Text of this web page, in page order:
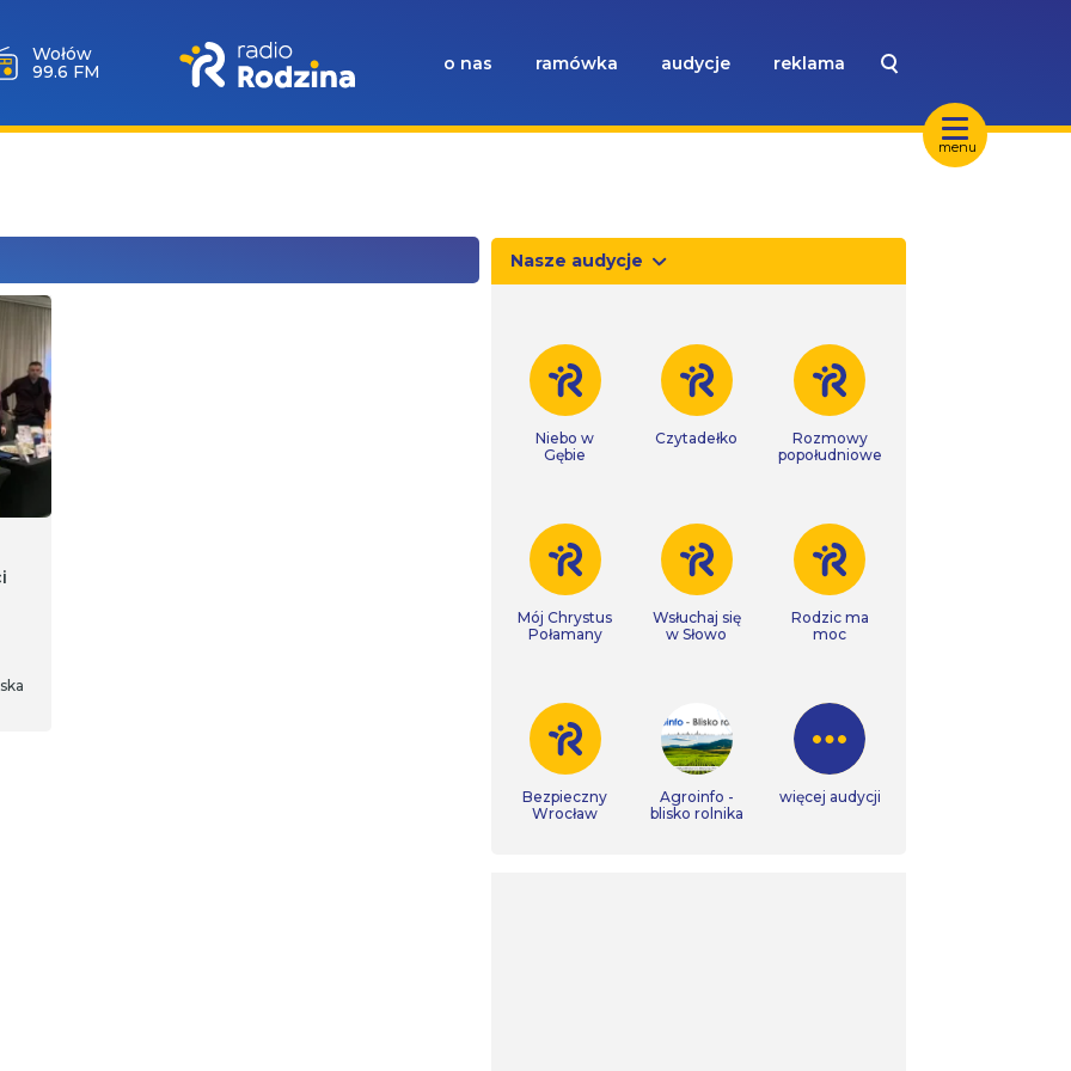
menu
Wołów
99.6 FM
o nas ramówka audycje reklama
Nasze audycje
Niebo w
Gębie
Czytadełko
Rozmowy
popołudniowe
Mój Chrystus
Połamany
Wsłuchaj się
w Słowo
Rodzic ma
moc
Bezpieczny
Wrocław
Agroinfo -
blisko rolnika
więcej audycji